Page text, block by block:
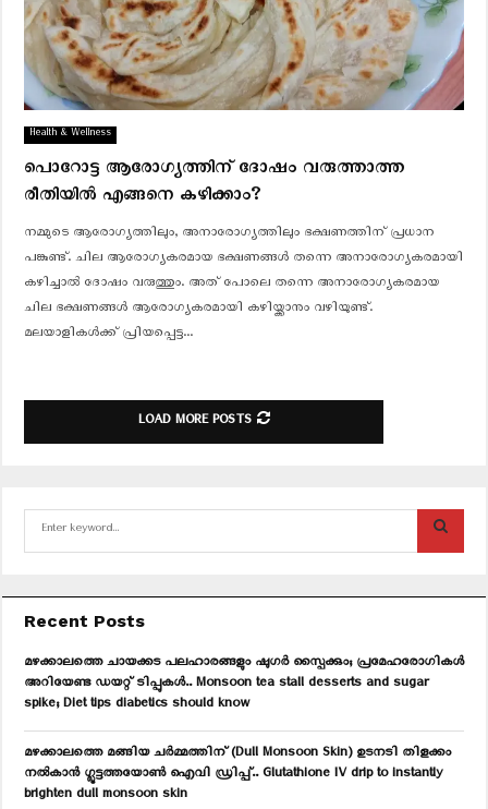
Health & Wellness
പൊറോട്ട ആരോഗ്യത്തിന് ദോഷം വരുത്താത്ത
രീതിയിൽ എങ്ങനെ കഴിക്കാം?
നമ്മുടെ ആരോഗ്യത്തിലും, അനാരോഗ്യത്തിലും ഭക്ഷണത്തിന് പ്രധാന
പങ്കുണ്ട്. ചില ആരോഗ്യകരമായ ഭക്ഷണങ്ങള്‍ തന്നെ അനാരോഗ്യകരമായി
കഴിച്ചാല്‍ ദോഷം വരുത്തും. അത് പോലെ തന്നെ അനാരോഗ്യകരമായ
ചില ഭക്ഷണങ്ങള്‍ ആരോഗ്യകരമായി കഴിയ്ക്കാനും വഴിയുണ്ട്.
മലയാളികള്‍ക്ക് പ്രിയപ്പെട്ട...
LOAD MORE POSTS
c
f
o
r
:
A
C
Recent Posts
മഴക്കാലത്തെ ചായക്കട പലഹാരങ്ങളും ഷുഗർ സ്പൈക്കും; പ്രമേഹരോഗികൾ
അറിയേണ്ട ഡയറ്റ് ടിപ്പുകൾ.. Monsoon tea stall desserts and sugar
spike; Diet tips diabetics should know
മഴക്കാലത്തെ മങ്ങിയ ചർമ്മത്തിന് (Dull Monsoon Skin) ഉടനടി തിളക്കം
നൽകാൻ ഗ്ലൂട്ടത്തയോൺ ഐവി ഡ്രിപ്പ്.. Glutathione IV drip to instantly
brighten dull monsoon skin